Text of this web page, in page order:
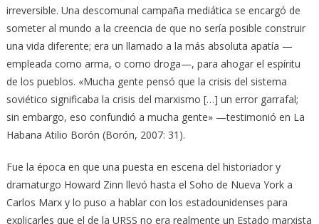
irreversible. Una descomunal campaña mediática se encargó de
someter al mundo a la creencia de que no sería posible construir
una vida diferente; era un llamado a la más absoluta apatía —
empleada como arma, o como droga—, para ahogar el espíritu
de los pueblos. «Mucha gente pensó que la crisis del sistema
soviético significaba la crisis del marxismo […] un error garrafal;
sin embargo, eso confundió a mucha gente» —testimonió en La
Habana Atilio Borón (Borón, 2007: 31).
Fue la época en que una puesta en escena del historiador y
dramaturgo Howard Zinn llevó hasta el Soho de Nueva York a
Carlos Marx y lo puso a hablar con los estadounidenses para
explicarles que el de la URSS no era realmente un Estado marxista